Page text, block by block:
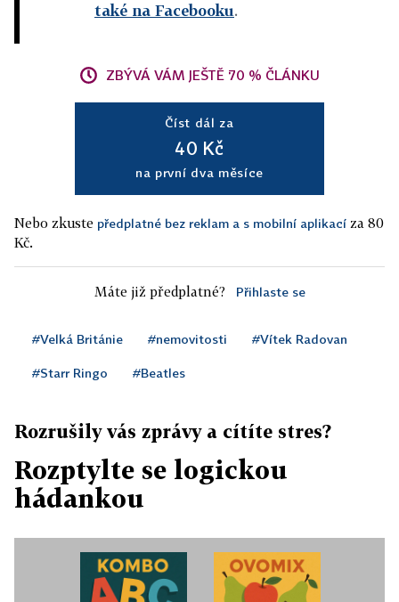
také na Facebooku.
ZBÝVÁ VÁM JEŠTĚ 70 % ČLÁNKU
Číst dál za
40 Kč
na první dva měsíce
Nebo zkuste předplatné bez reklam a s mobilní aplikací za 80
Kč.
Máte již předplatné? Přihlaste se
#Velká Británie #nemovitosti #Vítek Radovan
#Starr Ringo #Beatles
Rozrušily vás zprávy a cítíte stres?
Rozptylte se logickou
hádankou